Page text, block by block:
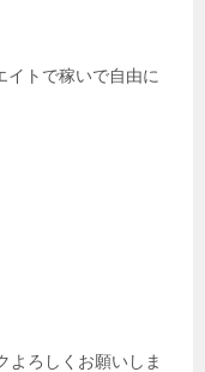
イトで稼いで自由に
よろしくお願いしま